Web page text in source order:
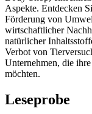
Aspekte. Entdecken
Förderung von
wirtschaftlicher
natürlicher
Verbot von
Unternehmen, die
möchten.
Leseprobe